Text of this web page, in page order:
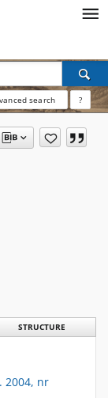
search ?
STRUCTURE
2004, nr